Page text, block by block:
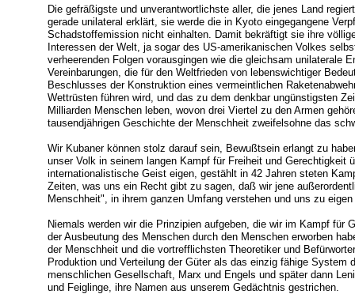
Die gefräßigste und unverantwortlichste aller, die jenes Land
gerade unilateral erklärt, sie werde die in Kyoto eingegangene
Schadstoffemission nicht einhalten. Damit bekräftigt sie ihre
Interessen der Welt, ja sogar des US-amerikanischen Volkes
verheerenden Folgen vorausgingen wie die gleichsam unilaterale
Vereinbarungen, die für den Weltfrieden von lebenswichtiger
Beschlusses der Konstruktion eines vermeintlichen
Wettrüsten führen wird, und das zu dem denkbar ungünstigsten
Milliarden Menschen leben, wovon drei Viertel zu den Armen
tausendjährigen Geschichte der Menschheit zweifelsohne das
Wir Kubaner können stolz darauf sein, Bewußtsein erlangt zu
unser Volk in seinem langen Kampf für Freiheit und Gerechtigkeit
internationalistische Geist eigen, gestählt in 42 Jahren steten
Zeiten, was uns ein Recht gibt zu sagen, daß wir jene
Menschheit", in ihrem ganzen Umfang verstehen und uns zu
Niemals werden wir die Prinzipien aufgeben, die wir im Kampf für
der Ausbeutung des Menschen durch den Menschen erworben
der Menschheit und die vortrefflichsten Theoretiker und
Produktion und Verteilung der Güter als das einzig fähige System
menschlichen Gesellschaft, Marx und Engels und später dann
und Feiglinge, ihre Namen aus unserem Gedächtnis gestrichen.